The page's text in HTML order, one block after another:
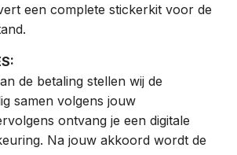
een complete stickerkit voor de
de betaling stellen wij de
samen volgens jouw
ontvang je een digitale
Na jouw akkoord wordt de